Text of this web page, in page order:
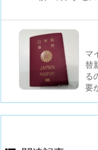
マ
替
る
要